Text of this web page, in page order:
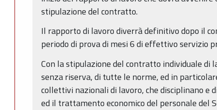
stipulazione del contratto.
Il rapporto di lavoro diverrà definitivo dopo il
periodo di prova di mesi 6 di effettivo servizio
Con la stipulazione del contratto individuale di
senza riserva, di tutte le norme, ed in
collettivi nazionali di lavoro, che disciplinano e
ed il trattamento economico del personale del